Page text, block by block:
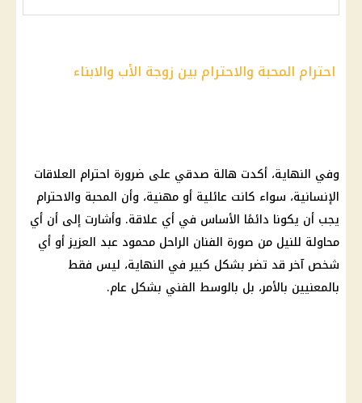
احترام المحبة والاحترام بين زوجة الأب والابناء
وفي النهاية، أكدت هالة صدقي على ضرورة احترام العلاقات
الإنسانية، سواء كانت عائلية أو مهنية، وأن المحبة والاحترام
يجب أن يكونا دائمًا الأساس في أي علاقة. وأشارت إلى أن أي
محاولة للنيل من صورة الفنان الراحل محمود عبد العزيز أو أي
شخص آخر قد تضر بشكل كبير في النهاية، ليس فقط
بالمعنيين بالأمر، بل بالوسط الفني بشكل عام.